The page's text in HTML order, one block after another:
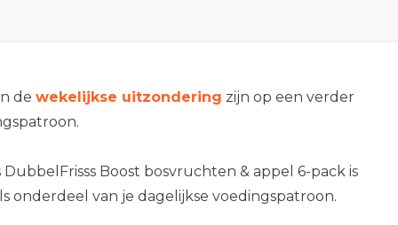
de wekelijkse uitzondering zijn op een verder
DubbelFrisss Boost bosvruchten & appel 6-pack is
onderdeel van je dagelijkse voedingspatroon.